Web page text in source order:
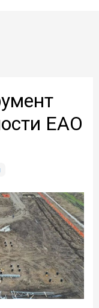
ЕАО